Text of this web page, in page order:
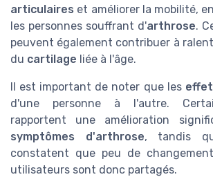
articulaires et améliorer la mobilité,
les personnes souffrant d'arthrose.
peuvent également contribuer à
du cartilage liée à l'âge.
Il est important de noter que les
d'une personne à l'autre.
rapportent une amélioration
symptômes d'arthrose, tandis
constatent que peu de
utilisateurs sont donc partagés.